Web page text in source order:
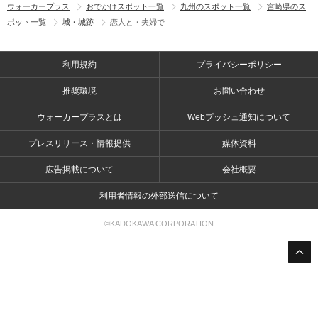
ウォーカープラス おでかけスポット一覧 九州のスポット一覧
宮崎県のス
ポット一覧
城・城跡 恋人と・夫婦で
利用規約 プライバシーポリシー
推奨環境 お問い合わせ
ウォーカープラスとは Webプッシュ通知について
プレスリリース・情報提供 媒体資料
広告掲載について 会社概要
利用者情報の外部送信について
©KADOKAWA CORPORATION